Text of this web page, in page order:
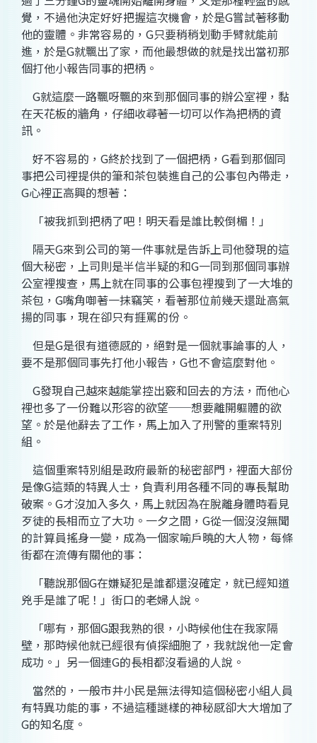
覺，不過他決定好好把握這次機會，於是G嘗試著移動
他的靈體。非常容易的， G只要稍稍划動手臂就能前
進，於是G就飄出了家，而他最想做的就是找出當初那
個打他小報告同事的把柄。
G就這麼一路飄呀飄的來到那個同事的辦公室裡，黏
在天花板的牆角，仔細收尋著一切可以作為把柄的資
訊。
好不容易的， G終於找到了一個把柄， G看到那個同
事把公司裡提供的筆和茶包裝進自己的公事包內帶走，
G心裡正高興的想著：
「被我抓到把柄了吧！明天看是誰比較倒楣！」
隔天G來到公司的第一件事就是告訴上司他發現的這
個大秘密，上司則是半信半疑的和G一同到那個同事辦
公室裡搜查，馬上就在同事的公事包裡搜到了一大堆的
茶包， G嘴角啣著一抹竊笑，看著那位前幾天還趾高氣
揚的同事，現在卻只有捱罵的份。
但是G是很有道德感的，絕對是一個就事論事的人，
要不是那個同事先打他小報告， G也不會這麼對他。
G發現自己越來越能掌控出竅和回去的方法，而他心
裡也多了一份難以形容的欲望──想要離開軀體的欲
望。於是他辭去了工作，馬上加入了刑警的重案特別
組。
這個重案特別組是政府最新的秘密部門，裡面大部份
是像G這類的特異人士，負責利用各種不同的專長幫助
破案。 G才沒加入多久，馬上就因為在脫離身體時看見
歹徒的長相而立了大功。一夕之間， G從一個沒沒無聞
的計算員搖身一變，成為一個家喻戶曉的大人物，每條
街都在流傳有關他的事：
「聽說那個G在嫌疑犯是誰都還沒確定，就已經知道
兇手是誰了呢！」街口的老婦人說。
「哪有，那個G跟我熟的很，小時候他住在我家隔
壁，那時候他就已經很有偵探細胞了，我就說他一定會
成功。」另一個連G的長相都沒看過的人說。
當然的，一般市井小民是無法得知這個秘密小組人員
有特異功能的事，不過這種謎樣的神秘感卻大大增加了
G的知名度。